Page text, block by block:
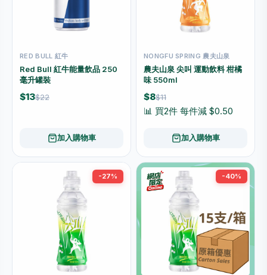
RED BULL 紅牛
Red Bull 紅牛能量飲品 250
毫升罐裝
$13$22
加入購物車
NONGFU SPRING 農夫山泉
農夫山泉 尖叫 運動飲料 柑橘
味 550ml
$8$11
📊 買2件 每件減 $0.50
加入購物車
-27% -40%